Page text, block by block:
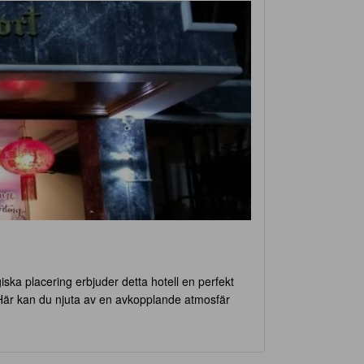
placering erbjuder detta hotell en perfekt
kan du njuta av en avkopplande atmosfär
vistelse efter dina egna behov. Observera